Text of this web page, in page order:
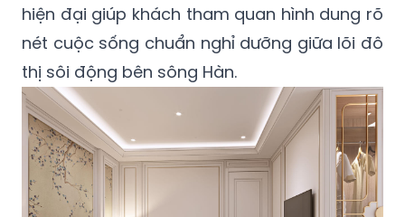
hiện đại giúp khách tham quan hình dung rõ
nét cuộc sống chuẩn nghỉ dưỡng giữa lõi đô
thị sôi động bên sông Hàn.